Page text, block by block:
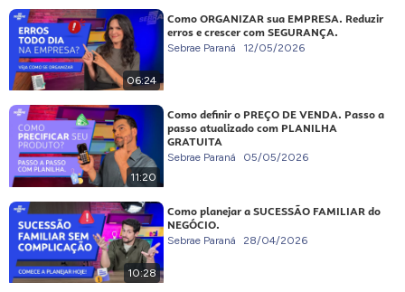
06:24
Como ORGANIZAR sua EMPRESA. Reduzir
erros e crescer com SEGURANÇA.
Sebrae Paraná 12/05/2026
11:20
Como definir o PREÇO DE VENDA. Passo a
passo atualizado com PLANILHA
GRATUITA
Sebrae Paraná 05/05/2026
10:28
Como planejar a SUCESSÃO FAMILIAR do
NEGÓCIO.
Sebrae Paraná 28/04/2026